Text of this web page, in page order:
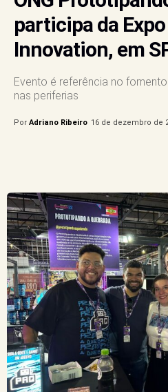
participa da
Innovation, em
Evento é referência no
nas periferias
Por Adriano Ribeiro 16 de dezembro de